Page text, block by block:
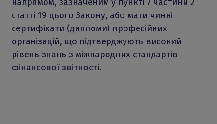
напрямом, зазначеним у пункті 7 частини 2
статті 19 цього Закону, або мати чинні
сертифікати (дипломи) професійних
організацій, що підтверджують високий
рівень знань з міжнародних стандартів
фінансової звітності.